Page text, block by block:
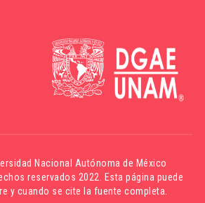
Nacional Autónoma de México
reservados 2022. Esta página puede
y cuando se cite la fuente completa.